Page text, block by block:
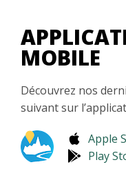
MOBILE
Découvrez nos
suivant sur
Apple
Play